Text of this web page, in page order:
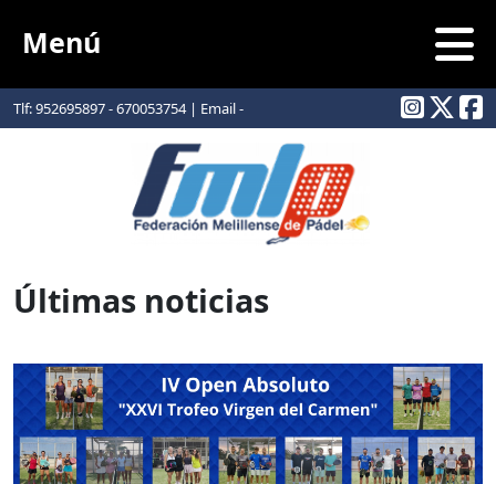
Tlf: 952695897 - 670053754 | Email -
info@padelmelilla.com
Menú
Últimas noticias